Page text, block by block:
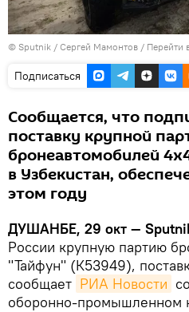
© Sputnik / Сергей Мамонтов / Перейти
Подписаться
Сообщается, что
поставку крупной
бронеавтомобилей
в Узбекистан,
этом году
ДУШАНБЕ, 29 окт —
России крупную партию
"Тайфун" (К53949),
сообщает РИА Новости
оборонно-промышленном